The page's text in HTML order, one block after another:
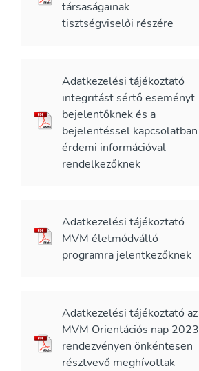
társaságainak
tisztségviselői részére
Adatkezelési tájékoztató
integritást sértő eseményt
bejelentőknek és a
bejelentéssel kapcsolatban
érdemi információval
rendelkezőknek
Adatkezelési tájékoztató
MVM életmódváltó
programra jelentkezőknek
Adatkezelési tájékoztató az
MVM Orientációs nap 2023
rendezvényen önkéntesen
résztvevő meghívottak